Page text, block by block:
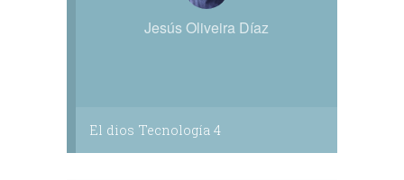
Jesús Oliveira Díaz
El dios Tecnología 4